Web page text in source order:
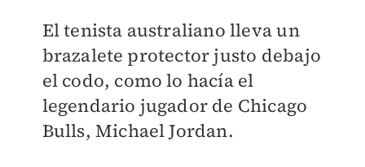
El tenista australiano lleva un
brazalete protector justo debajo
el codo, como lo hacía el
legendario jugador de Chicago
Bulls, Michael Jordan.